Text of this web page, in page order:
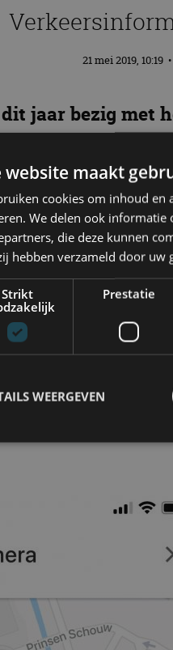
21 mei 2019, 10:19 •
jaar bezig
hier op de
sociale navigatie-app
en andere
snelheid,
zullen met
is op zijn beurt
website maakt
cookies om inhoud en
We delen ook
die deze kunnen
hebben verzameld door uw
Strikt
Prestatie
WEERGEVEN
cookies maken de
De website kan niet goed
.autorai.nl